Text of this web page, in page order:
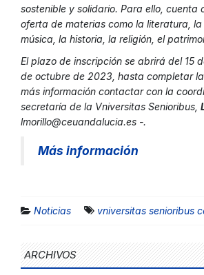
sostenible y solidario. Para ello, cuenta
oferta de materias como la literatura,
música, la historia, la religión, el
El plazo de inscripción se abrirá del 15
de octubre de 2023, hasta completar
más información contactar con la
secretaría de la Vniversitas Senioribus,
lmorillo@ceuandalucia.es -.
Más información
Noticias vniversitas senioribus
ARCHIVOS